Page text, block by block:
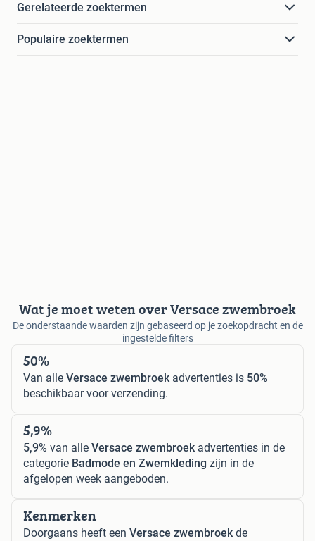
Gerelateerde zoektermen
Populaire zoektermen
Wat je moet weten over Versace zwembroek
De onderstaande waarden zijn gebaseerd op je zoekopdracht en de
ingestelde filters
50%
Van alle Versace zwembroekadvertenties is 50%
beschikbaar voor verzending.
5,9%
5,9% van alle Versace zwembroekadvertenties in de
categorie Badmode en Zwemkleding zijn in de
afgelopen week aangeboden.
Kenmerken
Doorgaans heeft een Versace zwembroekde